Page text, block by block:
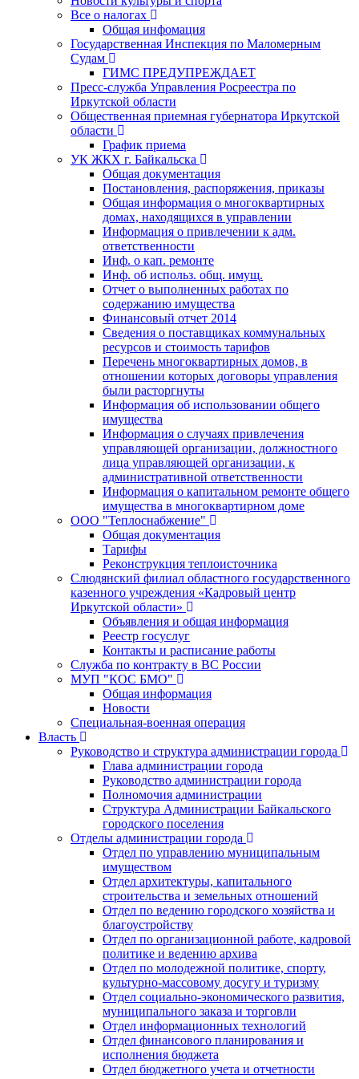
Все о налогах
Общая инфомация
Государственная Инспекция по Маломерным
Судам
ГИМС ПРЕДУПРЕЖДАЕТ
Пресс-служба Управления Росреестра по
Иркутской области
Общественная приемная губернатора Иркутской
области
График приема
УК ЖКХ г. Байкальска
Общая документация
Постановления, распоряжения, приказы
Общая информация о многоквартирных
домах, находящихся в управлении
Информация о привлечении к адм.
ответственности
Инф. о кап. ремонте
Инф. об использ. общ. имущ.
Отчет о выполненных работах по
содержанию имущества
Финансовый отчет 2014
Сведения о поставщиках коммунальных
ресурсов и стоимость тарифов
Перечень многоквартирных домов, в
отношении которых договоры управления
были расторгнуты
Информация об использовании общего
имущества
Информация о случаях привлечения
управляющей организации, должностного
лица управляющей организации, к
административной ответственности
Информация о капитальном ремонте общего
имущества в многоквартирном доме
ООО "Теплоснабжение"
Общая документация
Тарифы
Реконструкция теплоисточника
Слюдянский филиал областного государственного
казенного учреждения «Кадровый центр
Иркутской области»
Объявления и общая информация
Реестр госуслуг
Контакты и расписание работы
Служба по контракту в ВС России
МУП "КОС БМО"
Общая информация
Новости
Специальная-военная операция
Власть
Руководство и структура администрации города
Глава администрации города
Руководство администрации города
Полномочия администрации
Структура Администрации Байкальского
городского поселения
Отделы администрации города
Отдел по управлению муниципальным
имуществом
Отдел архитектуры, капитального
строительства и земельных отношений
Отдел по ведению городского хозяйства и
благоустройству
Отдел по организационной работе, кадровой
политике и ведению архива
Отдел по молодежной политике, спорту,
культурно-массовому досугу и туризму
Отдел социально-экономического развития,
муниципального заказа и торговли
Отдел информационных технологий
Отдел финансового планирования и
исполнения бюджета
Отдел бюджетного учета и отчетности